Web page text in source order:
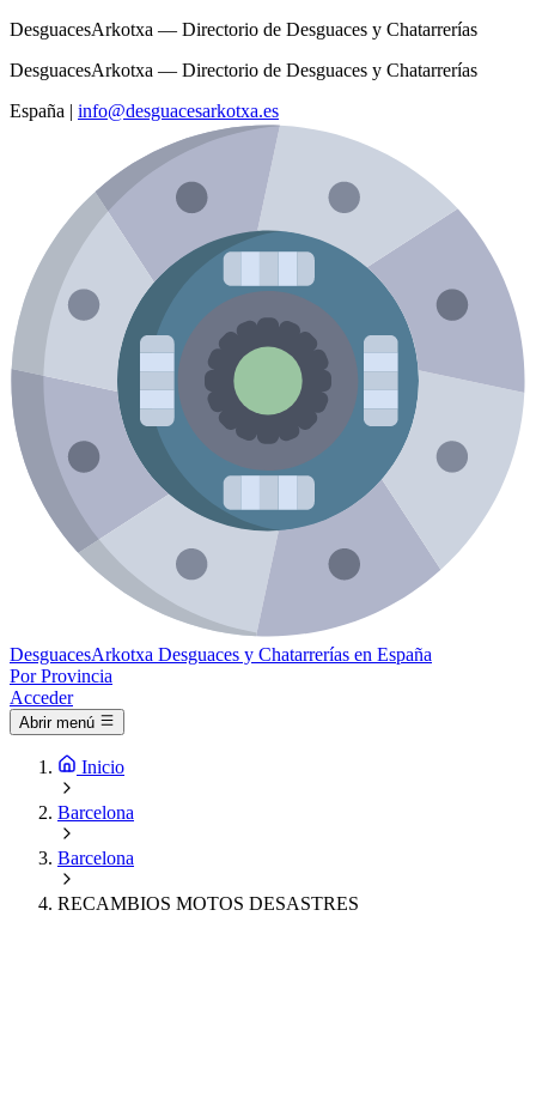
DesguacesArkotxa — Directorio de Desguaces y Chatarrerías
DesguacesArkotxa — Directorio de Desguaces y Chatarrerías
España | info@desguacesarkotxa.es
DesguacesArkotxa Desguaces y Chatarrerías en España
Por Provincia
Acceder
Abrir menú
Inicio
Barcelona
Barcelona
RECAMBIOS MOTOS DESASTRES